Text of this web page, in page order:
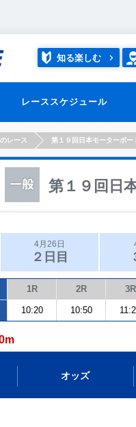
知る楽しむ
レーススケジュール
レース 第１９回日本モーターボー
第１９回日
4月26日
２日目
1R 2R 3R
10:20 10:50
オッズ